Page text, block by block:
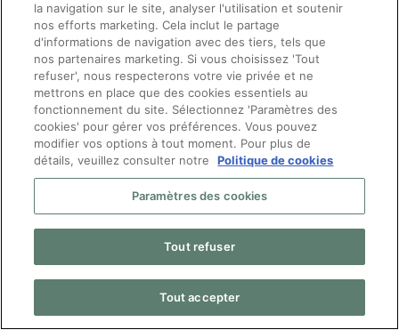
Pour toute question
concernant le travail chez
bpost, n’hésite pas à
contacter nos recruteurs :
[email protected]ou
appelle le 080024343.
Nous serions heureux de
pouvoir t’aider !
Mes droits RGPD|
Politique De Confidentialité
Déclaration de
confidentialité candidats
bpost|FAQ bpost
© 2026 Bpost – Manpower Belgium
la navigation sur le site, analyser l'utilisation et soutenir
nos efforts marketing. Cela inclut le partage
d'informations de navigation avec des tiers, tels que
nos partenaires marketing. Si vous choisissez 'Tout
refuser', nous respecterons votre vie privée et ne
mettrons en place que des cookies essentiels au
fonctionnement du site. Sélectionnez 'Paramètres des
cookies' pour gérer vos préférences. Vous pouvez
modifier vos options à tout moment. Pour plus de
détails, veuillez consulter notre
Politique de cookies
Paramètres des cookies
Tout refuser
Tout accepter